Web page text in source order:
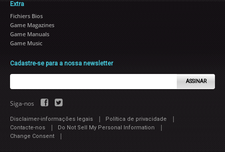
Extra
Fichiers Bios
Game Magazines
Game Manuals
Game Music
Cadastre-se para a nossa newsletter
ASSINAR
Siga-nos
Disclaimer-informações legais | Política de privacidade |
Contacte-nos | Do Not Sell My Personal Information |
Change Consent |